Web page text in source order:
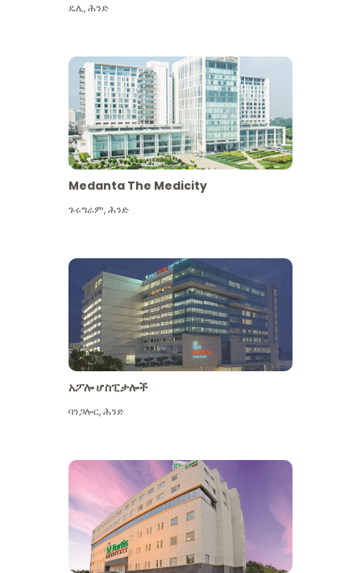
ዴሊ,ሕንድ
Medanta The Medicity
ጉሩግራም,ሕንድ
አፖሎ ሆስፒታሎች
ባንጋሎር,ሕንድ